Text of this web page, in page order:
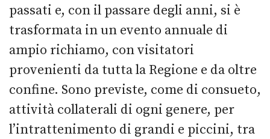
passati e, con il passare degli anni, si è
trasformata in un evento annuale di
ampio richiamo, con visitatori
provenienti da tutta la Regione e da oltre
confine. Sono previste, come di consueto,
attività collaterali di ogni genere, per
l’intrattenimento di grandi e piccini, tra